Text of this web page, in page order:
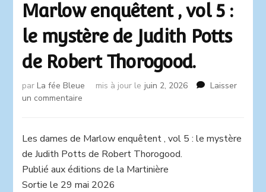
Marlow enquêtent , vol 5 :
le mystère de Judith Potts
de Robert Thorogood.
parLa fée Bleue mis à jour le juin 2, 2026
Laisser
un commentaire
Les
de
Marlow
enquêtent
Les dames de Marlow enquêtent , vol 5 : le mystère
de Judith Potts de Robert Thorogood.
Publié aux éditions de la Martinière
Sortie le 29 mai 2026